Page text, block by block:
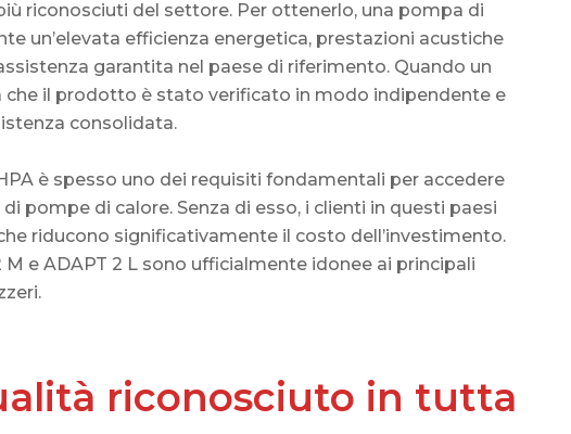
riconosciuti del settore. Per ottenerlo, una pompa di
un’elevata efficienza energetica, prestazioni acustiche
garantita nel paese di riferimento. Quando un
che il prodotto è stato verificato in modo indipendente e
consolidata.
è spesso uno dei requisiti fondamentali per accedere
pompe di calore. Senza di esso, i clienti in questi paesi
riducono significativamente il costo dell’investimento.
e ADAPT 2 L sono ufficialmente idonee ai principali
riconosciuto in tutta